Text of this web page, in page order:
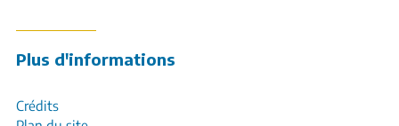
Plus d'informations
Crédits